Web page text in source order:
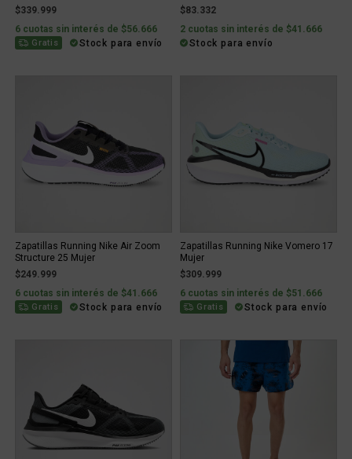
$339.999
6 cuotas sin interés de $56.666
Gratis Stock para envío
$83.332
2 cuotas sin interés de $41.666
Stock para envío
Zapatillas Running Nike Air Zoom
Structure 25 Mujer
$249.999
6 cuotas sin interés de $41.666
Gratis Stock para envío
Zapatillas Running Nike Vomero 17
Mujer
$309.999
6 cuotas sin interés de $51.666
Gratis Stock para envío